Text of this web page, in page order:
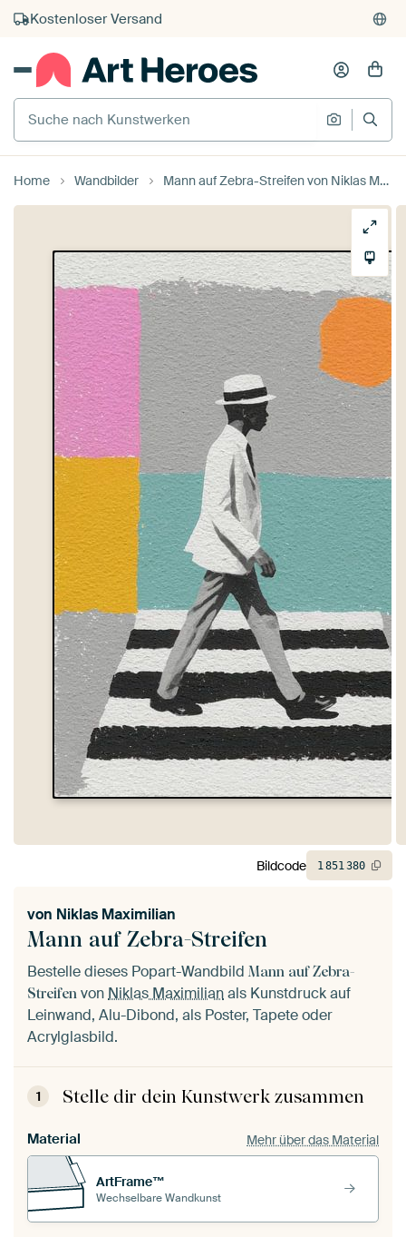
Kauf auf Rechnung
Individueller Druck auf Bestellung
Suche nach Kunstwerken
Suche
Home Wandbilder Mann auf Zebra-Streifen von Niklas Maximilian
Mann auf Zebra-Streifen
von Niklas Maximilian
Bestelle dieses Popart-Wandbild Mann auf Zebra-
Streifen vonNiklas Maximilianals Kunstdruck auf
Leinwand, Alu-Dibond, als Poster, Tapete oder
Acrylglasbild.
1 Stelle dir dein Kunstwerk zusammen
Material Mehr über das Material
ArtFrame™
Wechselbare Wandkunst
Bildcode 1851380